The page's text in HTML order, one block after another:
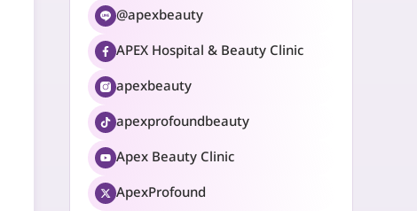
@apexbeauty
APEX Hospital & Beauty Clinic
apexbeauty
apexprofoundbeauty
Apex Beauty Clinic
ApexProfound